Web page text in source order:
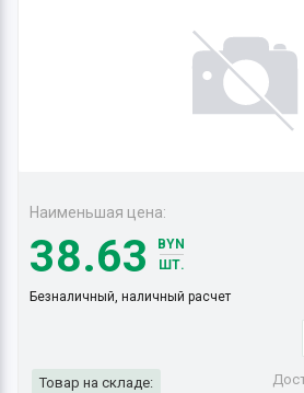
Товар на складе:
Наименьшая цена:
38.63
BYN
ШТ.
Безналичный, наличный расчет